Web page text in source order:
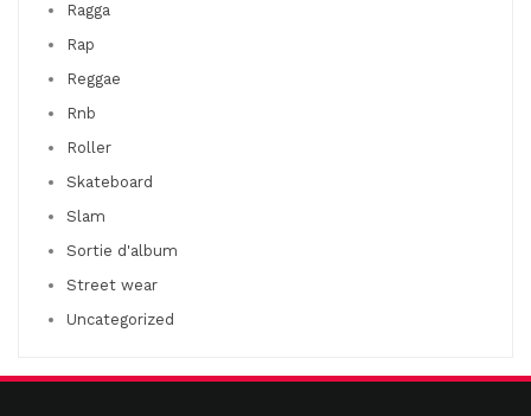
Ragga
Rap
Reggae
Rnb
Roller
Skateboard
Slam
Sortie d'album
Street wear
Uncategorized